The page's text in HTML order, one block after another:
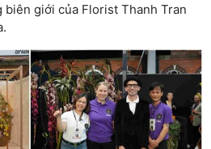
biên giới của Florist Thanh Tran